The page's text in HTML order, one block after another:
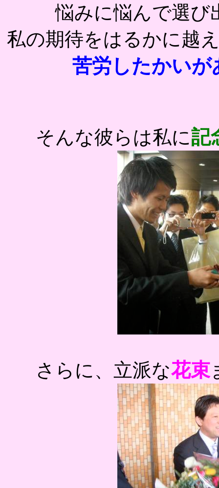
悩みに悩んで選び
私の期待をはるかに越
苦労したかい
そんな彼らは私に記
さらに、立派な花束